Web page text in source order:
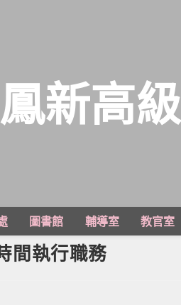
新高
圖書館 輔導室 教官室
間執行職務